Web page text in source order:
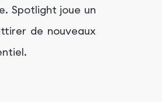
Spotlight joue un
de nouveaux